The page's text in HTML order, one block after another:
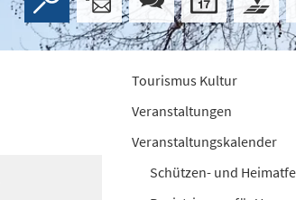
Tourismus Kultur
Veranstaltungen
Veranstaltungskalender
Schützen- und